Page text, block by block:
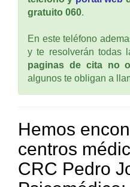
gratuito 060.
En este teléfono
y te resolverán todas
paginas de cita no
algunos te obligan a
Hemos
centros
CRC Pedro